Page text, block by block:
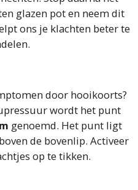
glazen pot en neem dit
ons je klachten beter te
door hooikoorts?
wordt het punt
genoemd. Het punt ligt
de bovenlip. Activeer
op te tikken.